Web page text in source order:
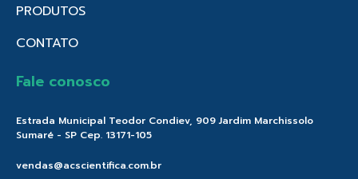
PRODUTOS
CONTATO
Fale conosco
Estrada Municipal Teodor Condiev, 909 Jardim Marchissolo
Sumaré - SP Cep. 13171-105
vendas@acscientifica.com.br